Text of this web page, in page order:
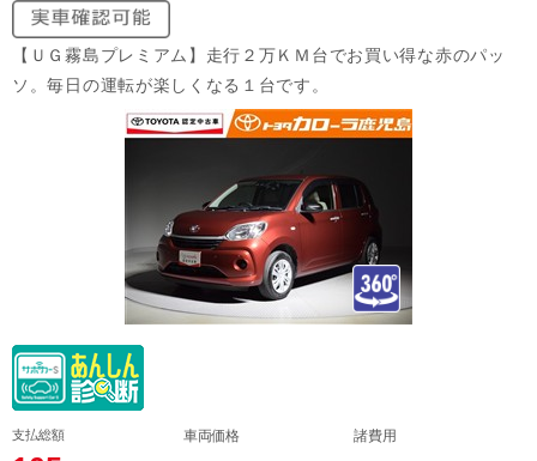
【ＵＧ霧島プレミアム】走行２万ＫＭ台でお買い得な赤のパッ
ソ。毎日の運転が楽しくなる１台です。
支払総額 車両価格 諸費用